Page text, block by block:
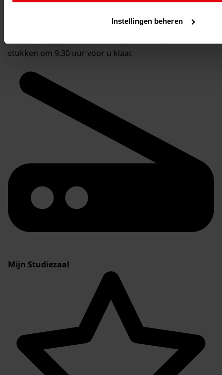
Instellingen beheren
stukken om 9.30 uur voor u klaar.
Mijn Studiezaal